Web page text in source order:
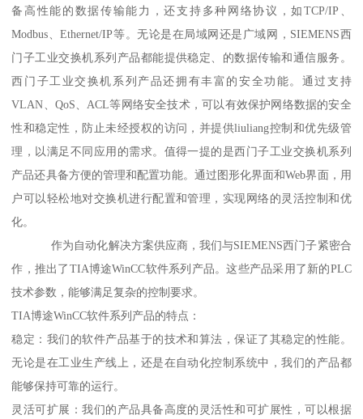
备高性能的数据传输能力，还支持多种网络协议，如TCP/IP、
Modbus、Ethernet/IP等。无论是在局域网还是广域网，SIEMENS西
门子工业交换机系列产品都能提供稳定、的数据传输和通信服务。
西门子工业交换机系列产品还拥有丰富的安全功能。通过支持
VLAN、QoS、ACL等网络安全技术，可以有效保护网络数据的安全
性和稳定性，防止未经授权的访问，并提供liuliang控制和优先级管
理，以满足不同应用的需求。值得一提的是西门子工业交换机系列
产品还具备方便的管理和配置功能。通过图形化界面和Web界面，用
户可以轻松地对交换机进行配置和管理，实现网络的灵活控制和优
化。
作为自动化解决方案供应商，我们与SIEMENS西门子紧密合
作，推出了TIA博途WinCC软件系列产品。这些产品采用了新的PLC
技术参数，能够满足复杂的控制要求。
TIA博途WinCC软件系列产品的特点：
稳定：我们的软件产品基于的技术和算法，保证了其稳定的性能。
无论是在工业生产线上，还是在自动化控制系统中，我们的产品都
能够保持可靠的运行。
灵活可扩展：我们的产品具备高度的灵活性和可扩展性，可以根据